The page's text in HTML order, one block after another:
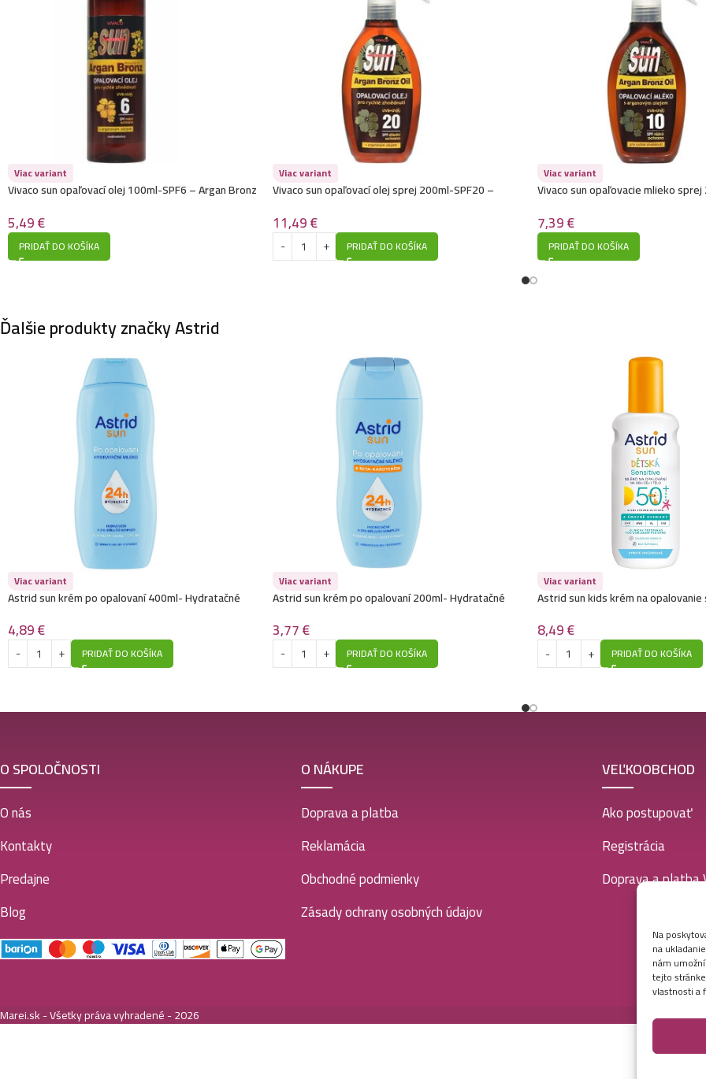
Na
na
nám
tejto
vlastnosti a
Viac variant
Vivaco sun opaľovací olej 100ml-SPF6 – Argan Bronz
5,49€
PRIDAŤ DO KOŠÍKA
Viac variant
Vivaco sun opaľovací olej sprej 200ml-SPF20 –
11,49€
PRIDAŤ DO KOŠÍKA
Viac variant
Vivaco sun opaľovacie mlieko
7,39€
PRIDAŤ DO KOŠÍKA
Ďalšie produkty značky Astrid
Viac variant
Astrid sun krém po opalovaní 400ml- Hydratačné
4,89€
PRIDAŤ DO KOŠÍKA
Viac variant
Astrid sun krém po opalovaní 200ml- Hydratačné
3,77€
PRIDAŤ DO KOŠÍKA
Viac variant
Astrid sun kids krém na
8,49€
PRIDAŤ DO KOŠÍKA
O SPOLOČNOSTI
O nás
Kontakty
Predajne
Blog
O NÁKUPE
Doprava a platba
Reklamácia
Obchodné podmienky
Zásady ochrany osobných údajov
VEĽKOOBCHOD
Ako postupovať
Registrácia
Doprava a platba
Marei.sk - Všetky práva vyhradené - 2026